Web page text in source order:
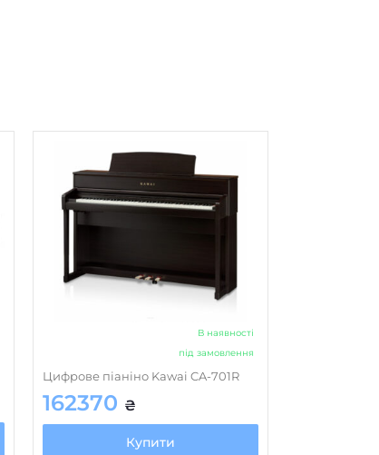
В наявності
під замовлення
Цифрове піаніно Kawai CA-701R
162370 ₴
Купити